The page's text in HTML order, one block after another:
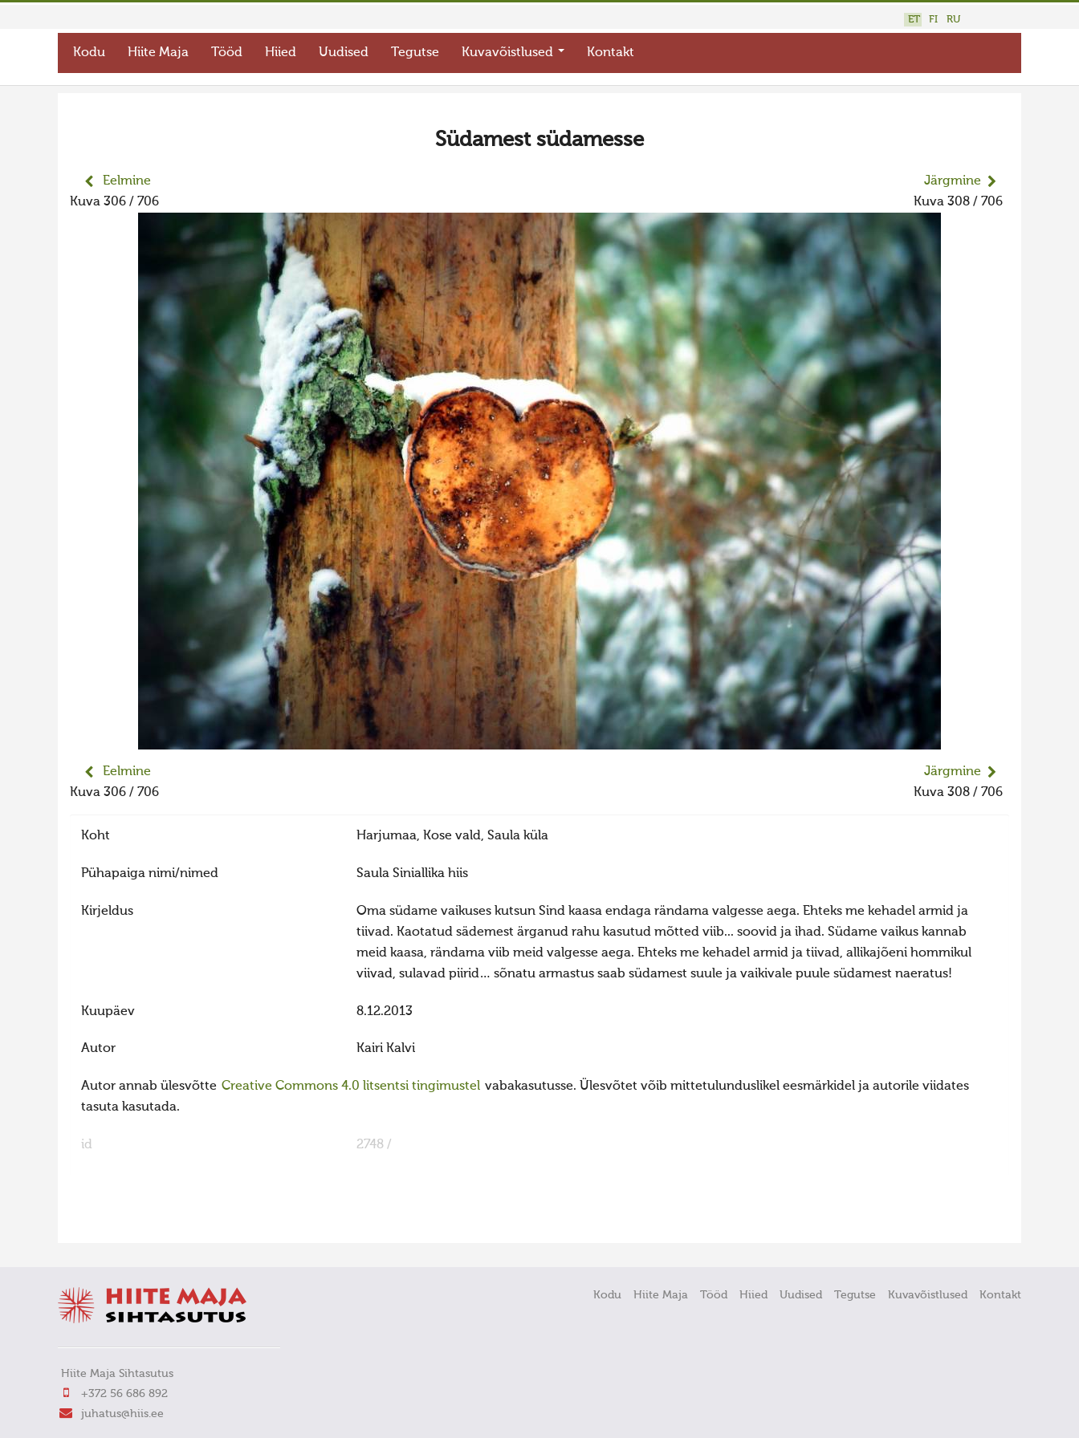
ET FI RU
Kodu Hiite Maja Tööd Hiied Uudised Tegutse Kuvavõistlused Kontakt
Südamest südamesse
Eelmine
Kuva 306 / 706
Järgmine
Kuva 308 / 706
Eelmine
Kuva 306 / 706
Järgmine
Kuva 308 / 706
Koht Harjumaa, Kose vald, Saula küla
Pühapaiga nimi/nimed Saula Siniallika hiis
Kirjeldus
Oma südame vaikuses kutsun Sind kaasa endaga rändama valgesse aega. Ehteks me kehadel armid ja
tiivad. Kaotatud sädemest ärganud rahu kasutud mõtted viib... soovid ja ihad. Südame vaikus kannab
meid kaasa, rändama viib meid valgesse aega. Ehteks me kehadel armid ja tiivad, allikajõeni hommikul
viivad, sulavad piirid… sõnatu armastus saab südamest suule ja vaikivale puule südamest naeratus!
Kuupäev 8.12.2013
Autor Kairi Kalvi
Autor annab ülesvõtte Creative Commons 4.0 litsentsi tingimustel vabakasutusse. Ülesvõtet võib mittetulunduslikel eesmärkidel ja autorile viidates
tasuta kasutada.
id 2748 /
Hiite Maja Sihtasutus
+372 56 686 892
juhatus@hiis.ee
Kodu Hiite Maja Tööd Hiied Uudised Tegutse Kuvavõistlused Kontakt